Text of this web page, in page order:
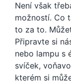
Není však
možností. Co
to za to.
Připravte si
nebo lampu s
svíček,
kterém si